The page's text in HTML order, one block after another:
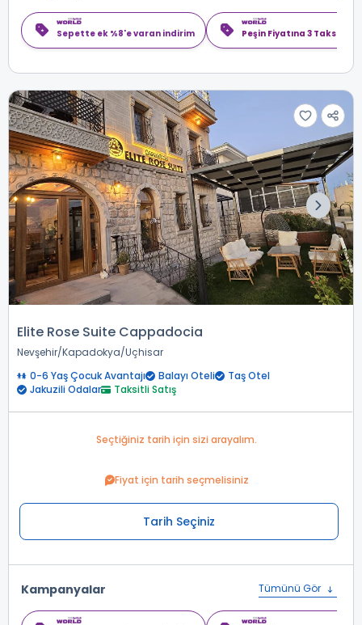
Sepette ek %8'e varan indirim Peşin Fiyatına 3 Taksit
Elite Rose Suite Cappadocia
Nevşehir Kapadokya Uçhisar
0-6 Yaş Çocuk Avantajı
Balayı Oteli
Taş Otel
Jakuzili Odalar
Taksitli Satış
Seçtiğiniz tarih için sizi arayalım.
Fiyat için tarih seçmelisiniz
Tarih Seçiniz
Kampanyalar Tümünü Gör